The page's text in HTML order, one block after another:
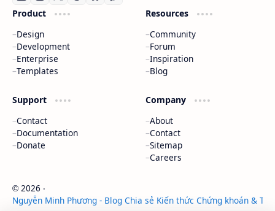
Product
Design
Development
Enterprise
Templates
Resources
Community
Forum
Inspiration
Blog
Support
Contact
Documentation
Donate
Company
About
Contact
Sitemap
Careers
© 2026 ‧
Nguyễn Minh Phương - Blog Chia sẻ Kiến thức Chứng khoán & Tài